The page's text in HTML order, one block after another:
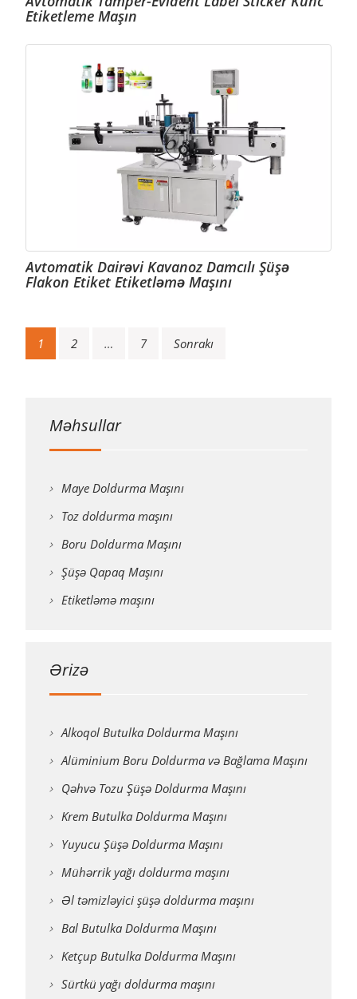
Etiketleme Maşın
Avtomatik Dairəvi Kavanoz Damcılı Şüşə
Flakon Etiket Etiketləmə Maşını
Yazı
1 2 … 7 Sonrakı
Məhsullar
Maye Doldurma Maşını
Toz doldurma maşını
Boru Doldurma Maşını
Şüşə Qapaq Maşını
Etiketləmə maşını
Ərizə
Alkoqol Butulka Doldurma Maşını
Alüminium Boru Doldurma və Bağlama Maşını
Qəhvə Tozu Şüşə Doldurma Maşını
Krem Butulka Doldurma Maşını
Yuyucu Şüşə Doldurma Maşını
Mühərrik yağı doldurma maşını
Əl təmizləyici şüşə doldurma maşını
Bal Butulka Doldurma Maşını
Ketçup Butulka Doldurma Maşını
Sürtkü yağı doldurma maşını